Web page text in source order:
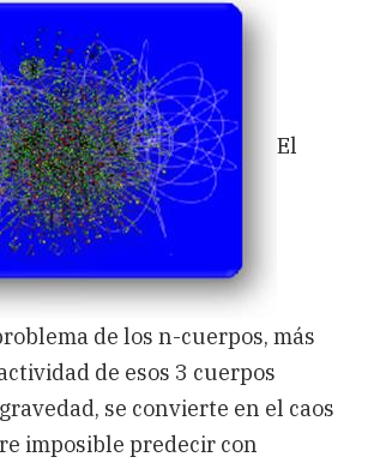
El
de los n-cuerpos, más
de esos 3 cuerpos
se convierte en el caos
imposible predecir con